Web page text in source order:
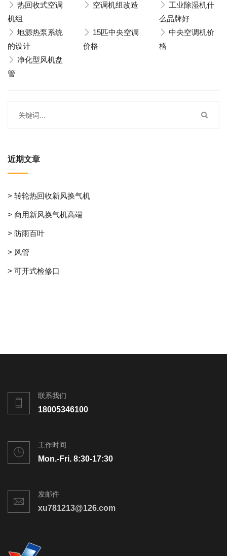
热回收式空调
机组
空调机组改造
工业除湿机什
么品牌好
地源热泵系统
的设计
15匹中央空调
价格
中央空调机价
格
净化型风机盘
管
近期文章
> 转轮热回收新风换气机
> 商用新风换气机高端
> 防雨百叶
> 风管
> 可开式检修口
联系我们
18005346100
工作时间
Mon.-Fri. 8:30-17:30
发邮件
xu781213@126.com